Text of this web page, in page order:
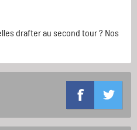
drafter au second tour ? Nos